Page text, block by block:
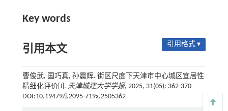
Key words
引用本文 引用格式 ▾
曹俊武, 国巧真, 孙震辉. 街区尺度下天津市中心城区宜居性
精细化评价[J]. 天津城建大学学报, 2025, 31(05): 362-370
DOI:10.19479/j.2095-719x.2505362